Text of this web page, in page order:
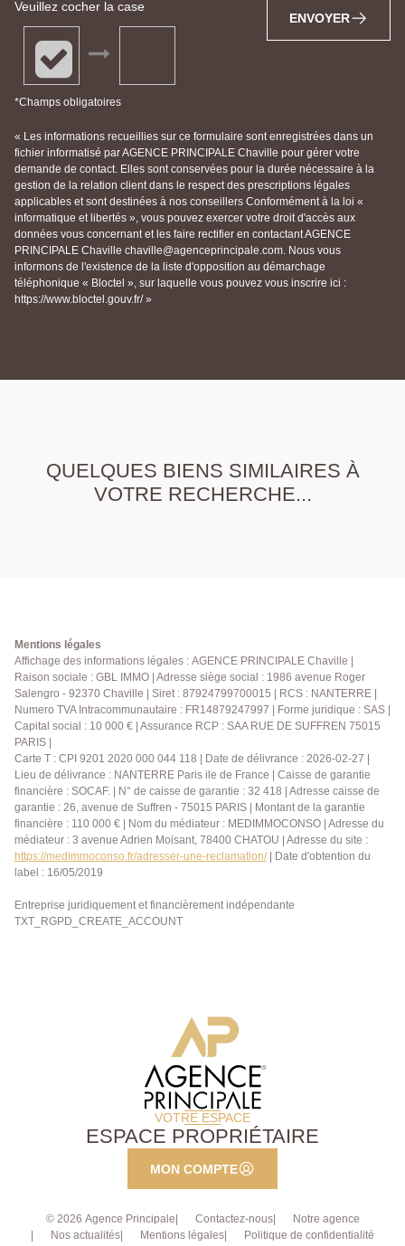
Veuillez cocher la case
*Champs obligatoires
ENVOYER
« Les informations recueillies sur ce formulaire sont enregistrées dans un
fichier informatisé par AGENCE PRINCIPALE Chaville pour gérer votre
demande de contact. Elles sont conservées pour la durée nécessaire à la
gestion de la relation client dans le respect des prescriptions légales
applicables et sont destinées à nos conseillers Conformément à la loi «
informatique et libertés », vous pouvez exercer votre droit d'accès aux
données vous concernant et les faire rectifier en contactant AGENCE
PRINCIPALE Chaville chaville@agenceprincipale.com. Nous vous
informons de l'existence de la liste d'opposition au démarchage
téléphonique « Bloctel », sur laquelle vous pouvez vous inscrire ici :
https://www.bloctel.gouv.fr/ »
QUELQUES BIENS SIMILAIRES À
VOTRE RECHERCHE...
Mentions légales
Affichage des informations légales : AGENCE PRINCIPALE Chaville |
Raison sociale : GBL IMMO | Adresse siège social : 1986 avenue Roger
Salengro - 92370 Chaville | Siret : 87924799700015 | RCS : NANTERRE |
Numero TVA Intracommunautaire : FR14879247997 | Forme juridique : SAS |
Capital social : 10 000 € | Assurance RCP : SAA RUE DE SUFFREN 75015
PARIS |
Carte T : CPI 9201 2020 000 044 118 | Date de délivrance : 2026-02-27 |
Lieu de délivrance : NANTERRE Paris ile de France | Caisse de garantie
financière : SOCAF. | N° de caisse de garantie : 32 418 | Adresse caisse de
garantie : 26, avenue de Suffren - 75015 PARIS | Montant de la garantie
financière : 110 000 € | Nom du médiateur : MEDIMMOCONSO | Adresse du
médiateur : 3 avenue Adrien Moisant, 78400 CHATOU | Adresse du site :
https://medimmoconso.fr/adresser-une-reclamation/| Date d'obtention du
label : 16/05/2019
Entreprise juridiquement et financièrement indépendante
TXT_RGPD_CREATE_ACCOUNT
VOTRE ESPACE
ESPACE PROPRIÉTAIRE
MON COMPTE
© 2026 Agence Principale Contactez-nous
Notre agence
Nos actualités
Mentions légales
Politique de confidentialité